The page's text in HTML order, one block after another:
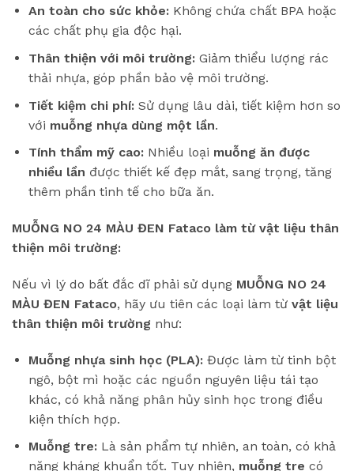
An toàn cho sức khỏe:Không chứa chất BPA hoặc
các chất phụ gia độc hại.
Thân thiện với môi trường:Giảm thiểu lượng rác
thải nhựa, góp phần bảo vệ môi trường.
Tiết kiệm chi phí:Sử dụng lâu dài, tiết kiệm hơn so
với muỗng nhựa dùng một lần.
Tính thẩm mỹ cao:Nhiều loại muỗng ăn được
nhiều lần được thiết kế đẹp mắt, sang trọng, tăng
thêm phần tinh tế cho bữa ăn.
MUỖNG NO 24 MÀU ĐEN Fataco làm từ vật liệu thân
thiện môi trường:
Nếu vì lý do bất đắc dĩ phải sử dụng MUỖNG NO 24
MÀU ĐEN Fataco, hãy ưu tiên các loại làm từ vật liệu
thân thiện môi trường như:
Muỗng nhựa sinh học (PLA):Được làm từ tinh bột
ngô, bột mì hoặc các nguồn nguyên liệu tái tạo
khác, có khả năng phân hủy sinh học trong điều
kiện thích hợp.
Muỗng tre:Là sản phẩm tự nhiên, an toàn, có khả
năng kháng khuẩn tốt. Tuy nhiên, muỗng tre có